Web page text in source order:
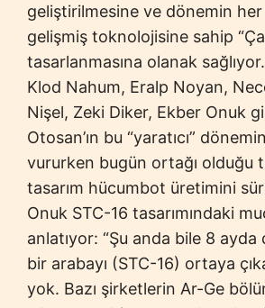
geliştirilmesine ve dönemin her
gelişmiş toknolojisine sahip
tasarlanmasına olanak
Klod Nahum, Eralp Noyan,
Nişel, Zeki Diker, Ekber Onuk
Otosan’ın bu “yaratıcı”
vururken bugün ortağı olduğu
tasarım hücumbot üretimini
Onuk STC-16 tasarımındaki
anlatıyor: “Şu anda bile 8
bir arabayı (STC-16) ortaya
yok. Bazı şirketlerin Ar-Ge